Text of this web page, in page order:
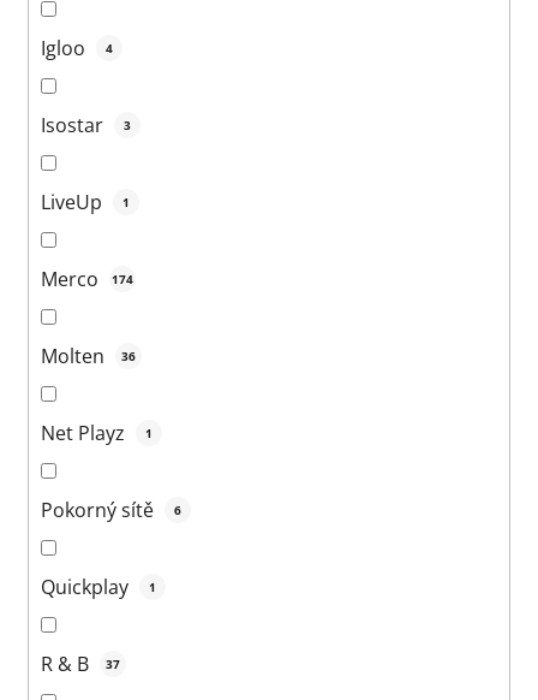
Igloo 4
Isostar 3
LiveUp 1
Merco 174
Molten 36
Net Playz 1
Pokorný sítě 6
Quickplay 1
R & B 37